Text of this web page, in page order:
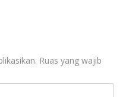
Ruas yang wajib